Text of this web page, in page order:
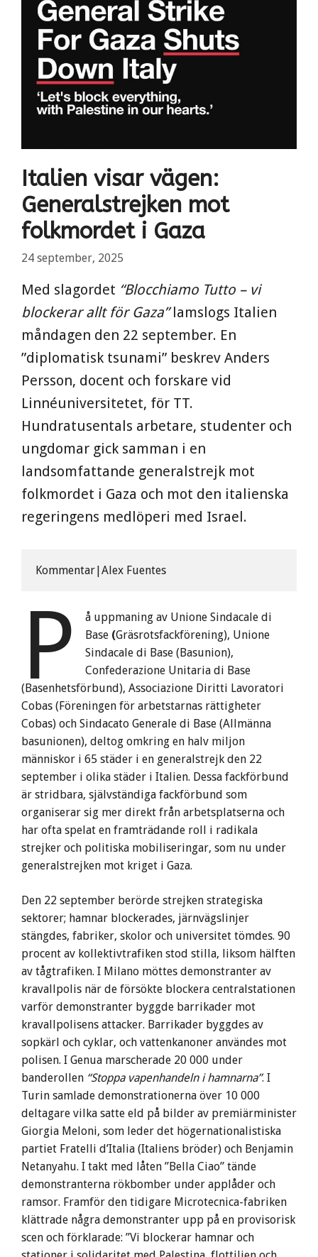
Italien visar vägen:
Generalstrejken mot
folkmordet i Gaza
24 september, 2025
Med slagordet “Blocchiamo Tutto – vi
blockerar allt för Gaza”lamslogs Italien
måndagen den 22 september. En
”diplomatisk tsunami” beskrev Anders
Persson, docent och forskare vid
Linnéuniversitetet, för TT.
Hundratusentals arbetare, studenter och
ungdomar gick samman i en
landsomfattande generalstrejk mot
folkmordet i Gaza och mot den italienska
regeringens medlöperi med Israel.
Kommentar|Alex Fuentes
P
å uppmaning av Unione Sindacale di
Base (Gräsrotsfackförening), Unione
Sindacale di Base (Basunion),
Confederazione Unitaria di Base
(Basenhetsförbund), Associazione Diritti Lavoratori
Cobas (Föreningen för arbetstarnas rättigheter
Cobas) och Sindacato Generale di Base (Allmänna
basunionen), deltog omkring en halv miljon
människor i 65 städer i en generalstrejk den 22
september i olika städer i Italien. Dessa fackförbund
är stridbara, självständiga fackförbund som
organiserar sig mer direkt från arbetsplatserna och
har ofta spelat en framträdande roll i radikala
strejker och politiska mobiliseringar, som nu under
generalstrejken mot kriget i Gaza.
Den 22 september berörde strejken strategiska
sektorer; hamnar blockerades, järnvägslinjer
stängdes, fabriker, skolor och universitet tömdes. 90
procent av kollektivtrafiken stod stilla, liksom hälften
av tågtrafiken. I Milano möttes demonstranter av
kravallpolis när de försökte blockera centralstationen
varför demonstranter byggde barrikader mot
kravallpolisens attacker. Barrikader byggdes av
sopkärl och cyklar, och vattenkanoner användes mot
polisen. I Genua marscherade 20 000 under
banderollen “Stoppa vapenhandeln i hamnarna”. I
Turin samlade demonstrationerna över 10 000
deltagare vilka satte eld på bilder av premiärminister
Giorgia Meloni, som leder det högernationalistiska
partiet Fratelli d’Italia (Italiens bröder) och Benjamin
Netanyahu. I takt med låten ”Bella Ciao” tände
demonstranterna rökbomber under applåder och
ramsor. Framför den tidigare Microtecnica-fabriken
klättrade några demonstranter upp på en provisorisk
scen och förklarade: ”Vi blockerar hamnar och